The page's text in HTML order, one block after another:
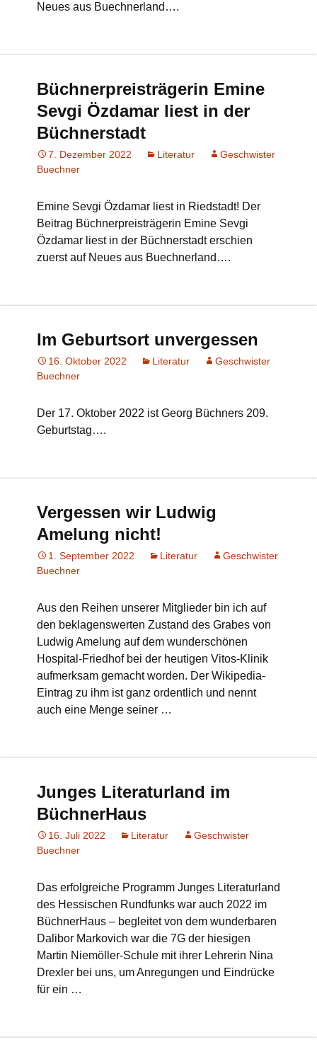
Neues aus Buechnerland….
Büchnerpreisträgerin Emine
Sevgi Özdamar liest in der
Büchnerstadt
7. Dezember 2022 Literatur
Geschwister
Buechner
Emine Sevgi Özdamar liest in Riedstadt! Der
Beitrag Büchnerpreisträgerin Emine Sevgi
Özdamar liest in der Büchnerstadt erschien
zuerst auf Neues aus Buechnerland….
Im Geburtsort unvergessen
16. Oktober 2022 Literatur
Geschwister
Buechner
Der 17. Oktober 2022 ist Georg Büchners 209.
Geburtstag….
Vergessen wir Ludwig
Amelung nicht!
1. September 2022 Literatur
Geschwister
Buechner
Aus den Reihen unserer Mitglieder bin ich auf
den beklagenswerten Zustand des Grabes von
Ludwig Amelung auf dem wunderschönen
Hospital-Friedhof bei der heutigen Vitos-Klinik
aufmerksam gemacht worden. Der Wikipedia-
Eintrag zu ihm ist ganz ordentlich und nennt
auch eine Menge seiner …
Junges Literaturland im
BüchnerHaus
16. Juli 2022 Literatur
Geschwister
Buechner
Das erfolgreiche Programm Junges Literaturland
des Hessischen Rundfunks war auch 2022 im
BüchnerHaus – begleitet von dem wunderbaren
Dalibor Markovich war die 7G der hiesigen
Martin Niemöller-Schule mit ihrer Lehrerin Nina
Drexler bei uns, um Anregungen und Eindrücke
für ein …